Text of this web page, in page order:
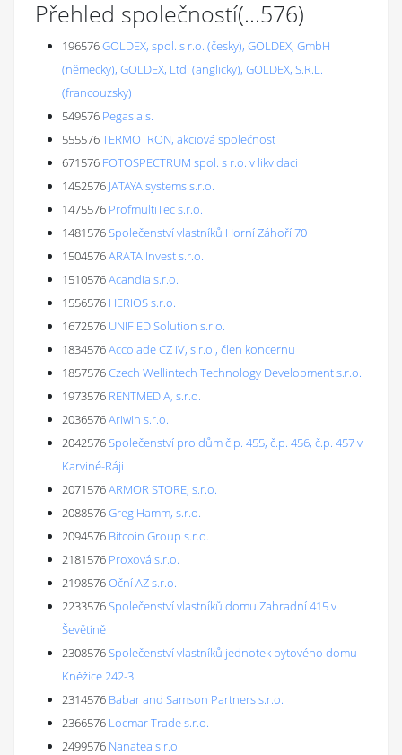
Přehled společností(...576)
196576GOLDEX, spol. s r.o. (česky), GOLDEX, GmbH
(německy), GOLDEX, Ltd. (anglicky), GOLDEX, S.R.L.
(francouzsky)
549576 Pegas a.s.
555576TERMOTRON, akciová společnost
671576 FOTOSPECTRUM spol. s r.o. v likvidaci
1452576 JATAYA systems s.r.o.
1475576 ProfmultiTec s.r.o.
1481576Společenství vlastníků Horní Záhoří 70
1504576ARATA Invest s.r.o.
1510576Acandia s.r.o.
1556576 HERIOS s.r.o.
1672576 UNIFIED Solution s.r.o.
1834576Accolade CZ IV, s.r.o., člen koncernu
1857576Czech Wellintech Technology Development s.r.o.
1973576 RENTMEDIA, s.r.o.
2036576Ariwin s.r.o.
2042576Společenství pro dům č.p. 455, č.p. 456, č.p. 457 v
Karviné-Ráji
2071576ARMOR STORE, s.r.o.
2088576Greg Hamm, s.r.o.
2094576 Bitcoin Group s.r.o.
2181576 Proxová s.r.o.
2198576Oční AZ s.r.o.
2233576Společenství vlastníků domu Zahradní 415 v
Ševětíně
2308576Společenství vlastníků jednotek bytového domu
Kněžice 242-3
2314576 Babar and Samson Partners s.r.o.
2366576 Locmar Trade s.r.o.
2499576 Nanatea s.r.o.